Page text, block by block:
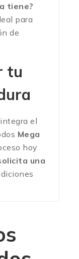
tiene?
para
de
tu
el
Mega
hoy
una